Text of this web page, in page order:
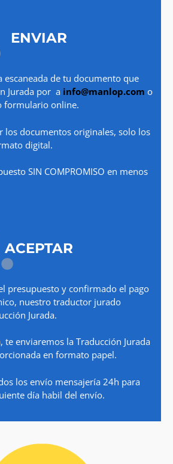
ENVIAR
escaneada de tu documento que
Jurada por a info@manlop.com o
formulario online.
los documentos originales, solo los
digital.
SIN COMPROMISO en menos
ACEPTAR
presupuesto y confirmado el pago
nuestro traductor jurado
Jurada.
te enviaremos la Traducción Jurada
en formato papel.
los envío mensajería 24h para
día habil del envío.